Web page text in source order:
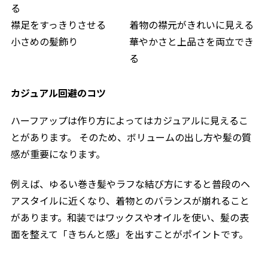
る
襟足をすっきりさせる
着物の襟元がきれいに見える
小さめの髪飾り
華やかさと上品さを両立でき
る
カジュアル回避のコツ
ハーフアップは作り方によってはカジュアルに見えるこ
とがあります。 そのため、ボリュームの出し方や髪の質
感が重要になります。
例えば、ゆるい巻き髪やラフな結び方にすると普段のヘ
アスタイルに近くなり、着物とのバランスが崩れること
があります。和装ではワックスやオイルを使い、髪の表
面を整えて「きちんと感」を出すことがポイントです。